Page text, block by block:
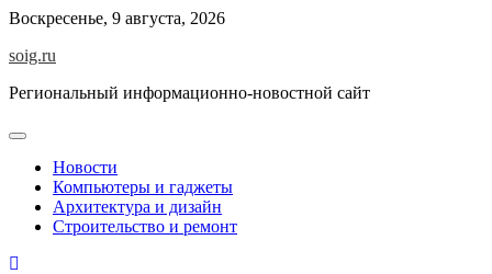
Skip
content
Воскресенье, 9 августа, 2026
soig.ru
Региональный информационно-новостной сайт
Новости
Компьютеры и гаджеты
Архитектура и дизайн
Строительство и ремонт